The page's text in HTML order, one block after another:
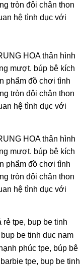
tpe, bup be tinh
be tinh duc nam
phúc tpe, búp bê
tpe, bup be tinh